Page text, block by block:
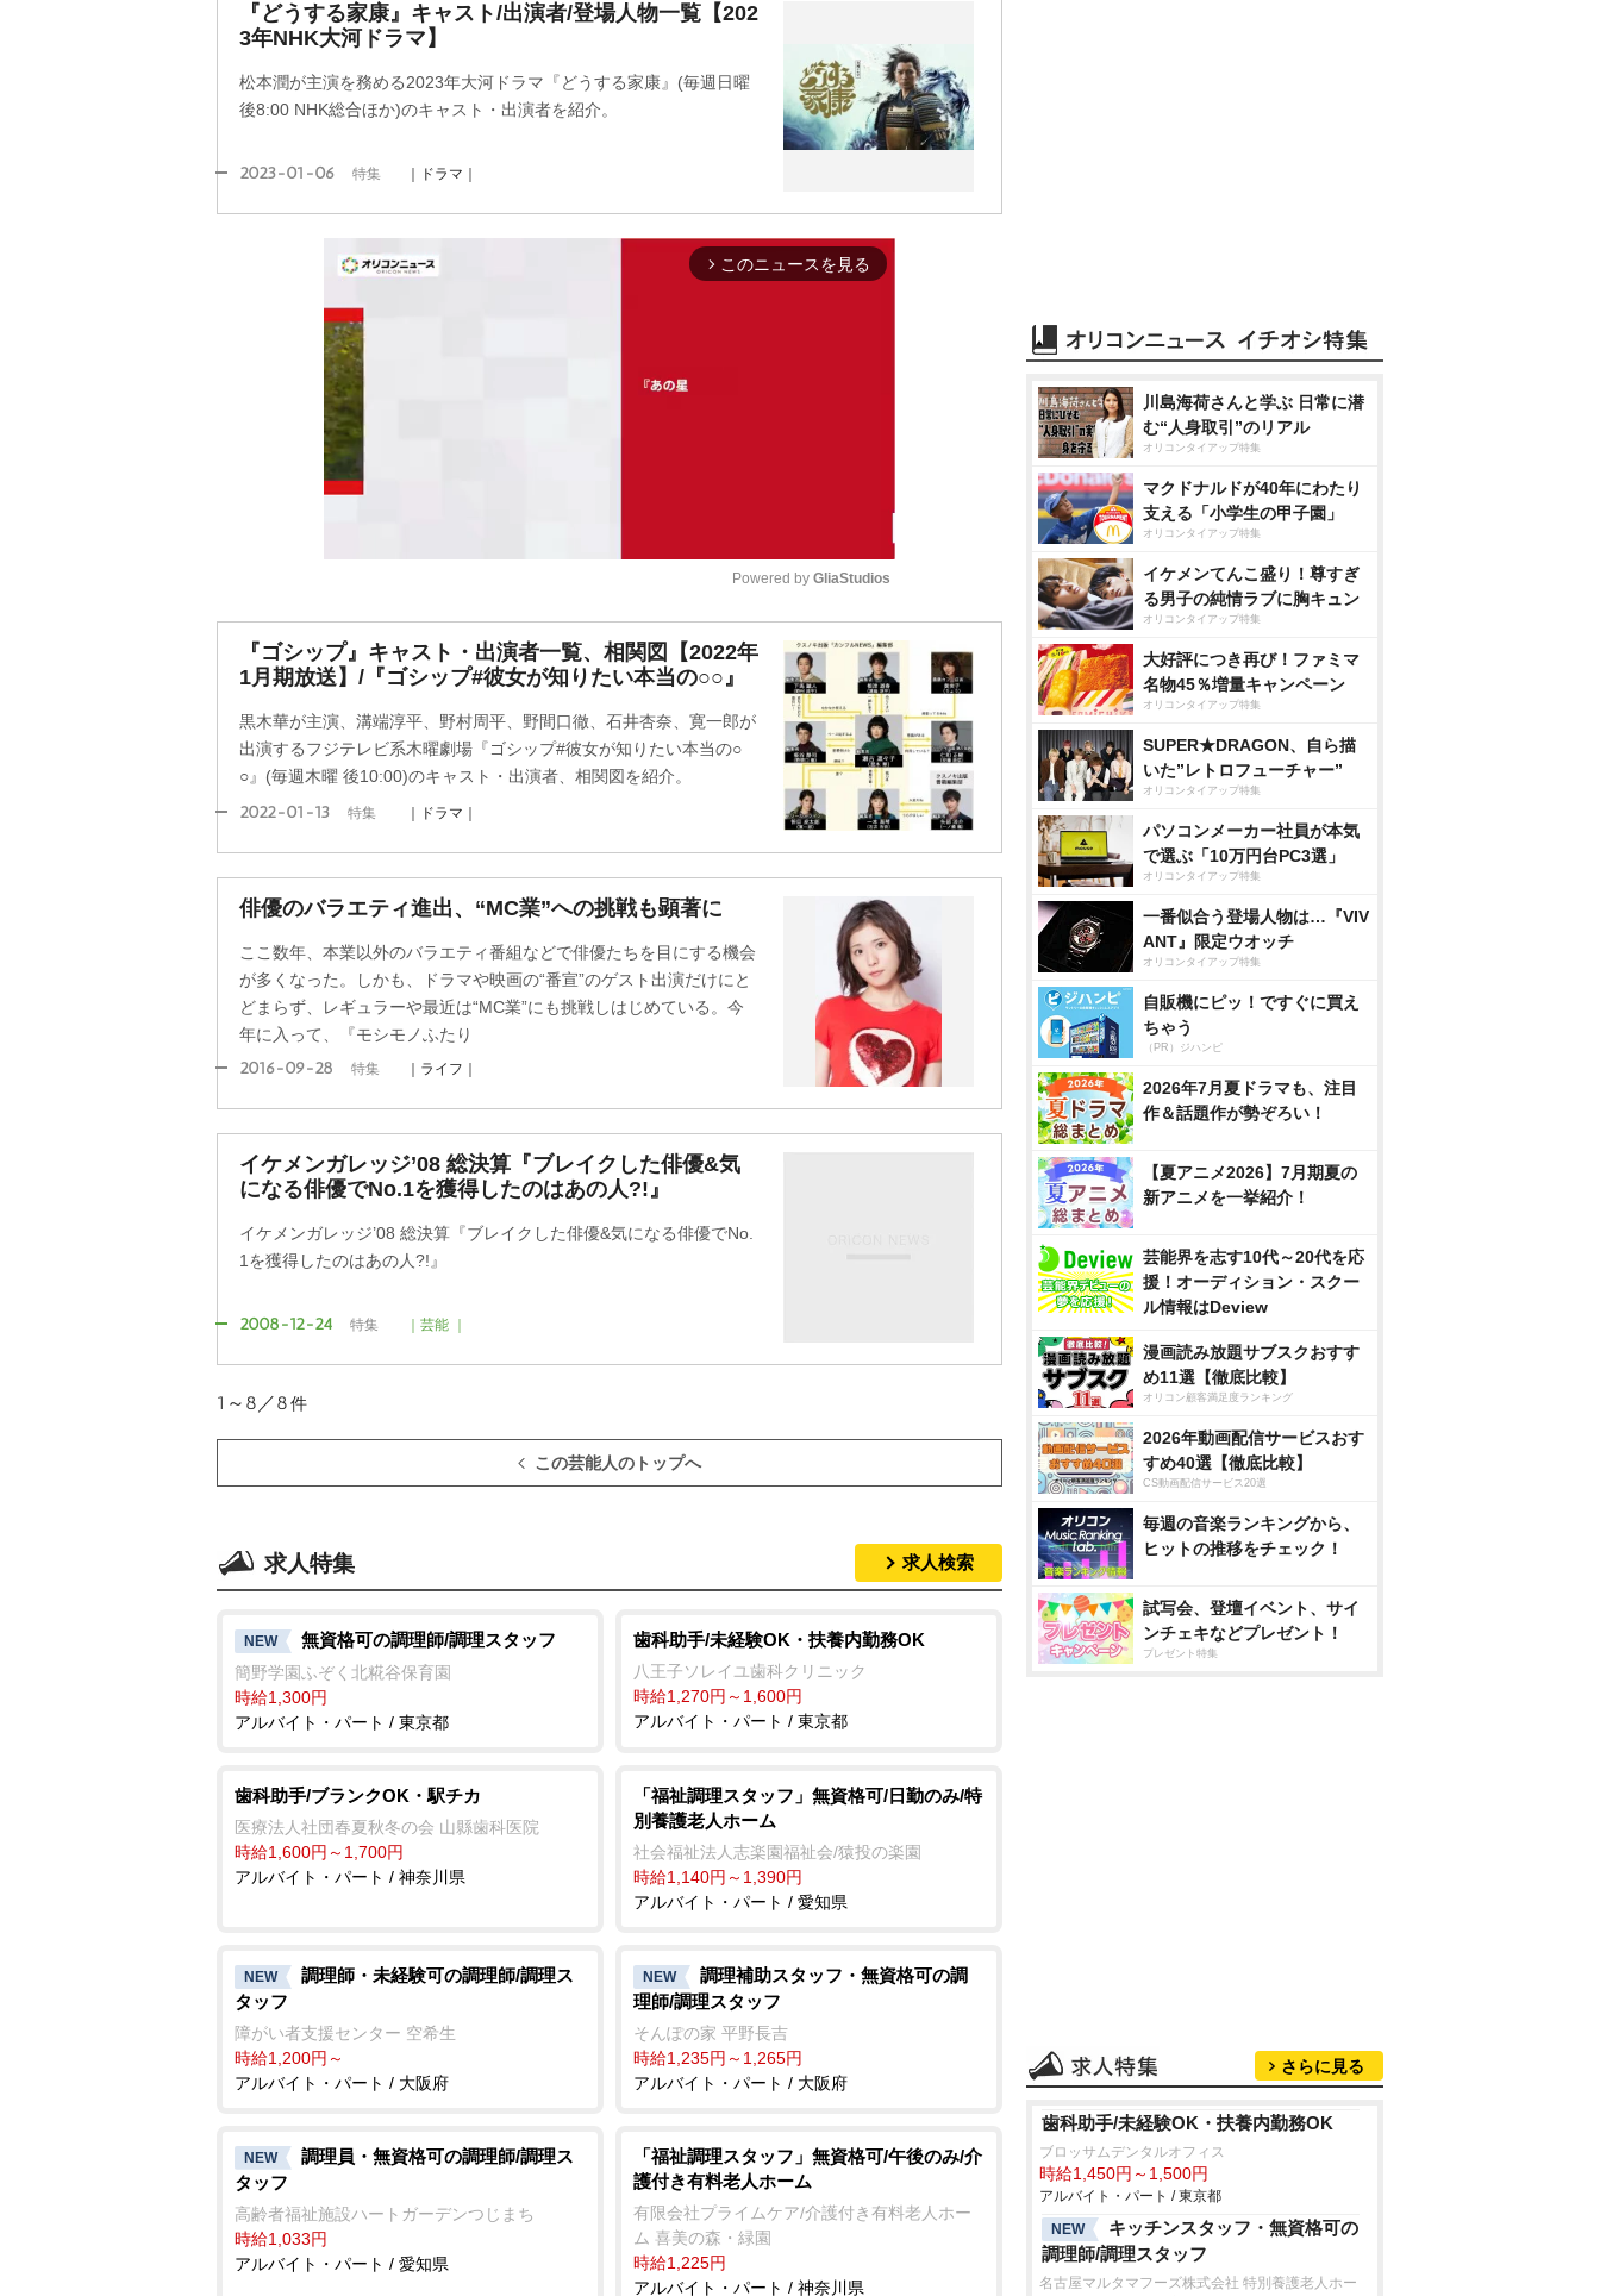
『どうする家康』キャスト/出演者/登場人物一覧【202
3年NHK大河ドラマ】
松本潤が主演を務める2023年大河ドラマ『どうする家康』(毎週日曜
後8:00 NHK総合ほか)のキャスト・出演者を紹介。
2023-01-06 特集 ｜ドラマ｜
arrow_forward_ios このニュースを見る
M
u
t
e
Powered by GliaStudios
『ゴシップ』キャスト・出演者一覧、相関図【2022年
1月期放送】/『ゴシップ#彼女が知りたい本当の○○』
黒木華が主演、溝端淳平、野村周平、野間口徹、石井杏奈、寛一郎が
出演するフジテレビ系木曜劇場『ゴシップ#彼女が知りたい本当の○
○』(毎週木曜 後10:00)のキャスト・出演者、相関図を紹介。
2022-01-13 特集 ｜ドラマ｜
俳優のバラエティ進出、“MC業”への挑戦も顕著に
ここ数年、本業以外のバラエティ番組などで俳優たちを目にする機会
が多くなった。しかも、ドラマや映画の“番宣”のゲスト出演だけにと
どまらず、レギュラーや最近は“MC業”にも挑戦しはじめている。今
年に入って、『モシモノふたり
2016-09-28 特集 ｜ライフ｜
イケメンガレッジ’08 総決算『ブレイクした俳優&気
になる俳優でNo.1を獲得したのはあの人?!』
イケメンガレッジ’08 総決算『ブレイクした俳優&気になる俳優でNo.
1を獲得したのはあの人?!』
2008-12-24 特集 ｜芸能 ｜
1～8／8件
この芸能人のトップへ
求人特集 求人検索
NEW 無資格可の調理師/調理スタッフ
簡野学園ふぞく北糀谷保育園
時給1,300円
アルバイト・パート / 東京都
歯科助手/未経験OK・扶養内勤務OK
八王子ソレイユ歯科クリニック
時給1,270円～1,600円
アルバイト・パート / 東京都
歯科助手/ブランクOK・駅チカ
医療法人社団春夏秋冬の会 山縣歯科医院
時給1,600円～1,700円
アルバイト・パート / 神奈川県
「福祉調理スタッフ」無資格可/日勤のみ/特
別養護老人ホーム
社会福祉法人志楽園福祉会/猿投の楽園
時給1,140円～1,390円
アルバイト・パート / 愛知県
NEW
調理師・未経験可の調理師/調理ス
タッフ
障がい者支援センター 空希生
時給1,200円～
アルバイト・パート / 大阪府
NEW
調理補助スタッフ・無資格可の調
理師/調理スタッフ
そんぽの家 平野長吉
時給1,235円～1,265円
アルバイト・パート / 大阪府
NEW
調理員・無資格可の調理師/調理ス
タッフ
高齢者福祉施設ハートガーデンつじまち
時給1,033円
アルバイト・パート / 愛知県
「福祉調理スタッフ」無資格可/午後のみ/介
護付き有料老人ホーム
有限会社プライムケア/介護付き有料老人ホー
ム 喜美の森・緑園
時給1,225円
アルバイト・パート / 神奈川県
川島海荷さんと学ぶ 日常に潜
む“人身取引”のリアル
オリコンタイアップ特集
マクドナルドが40年にわたり
支える「小学生の甲子園」
オリコンタイアップ特集
イケメンてんこ盛り！尊すぎ
る男子の純情ラブに胸キュン
オリコンタイアップ特集
大好評につき再び！ファミマ
名物45％増量キャンペーン
オリコンタイアップ特集
SUPER★DRAGON、自ら描
いた”レトロフューチャー”
オリコンタイアップ特集
パソコンメーカー社員が本気
で選ぶ「10万円台PC3選」
オリコンタイアップ特集
一番似合う登場人物は…『VIV
ANT』限定ウオッチ
オリコンタイアップ特集
自販機にピッ！ですぐに買え
ちゃう
（PR）ジハンピ
2026年7月夏ドラマも、注目
作＆話題作が勢ぞろい！
【夏アニメ2026】7月期夏の
新アニメを一挙紹介！
芸能界を志す10代～20代を応
援！オーディション・スクー
ル情報はDeview
漫画読み放題サブスクおすす
め11選【徹底比較】
オリコン顧客満足度ランキング
2026年動画配信サービスおす
すめ40選【徹底比較】
CS動画配信サービス20選
毎週の音楽ランキングから、
ヒットの推移をチェック！
試写会、登壇イベント、サイ
ンチェキなどプレゼント！
プレゼント特集
さらに見る
歯科助手/未経験OK・扶養内勤務OK
ブロッサムデンタルオフィス
時給1,450円～1,500円
アルバイト・パート / 東京都
NEW
キッチンスタッフ・無資格可の
調理師/調理スタッフ
名古屋マルタマフーズ株式会社 特別養護老人ホー